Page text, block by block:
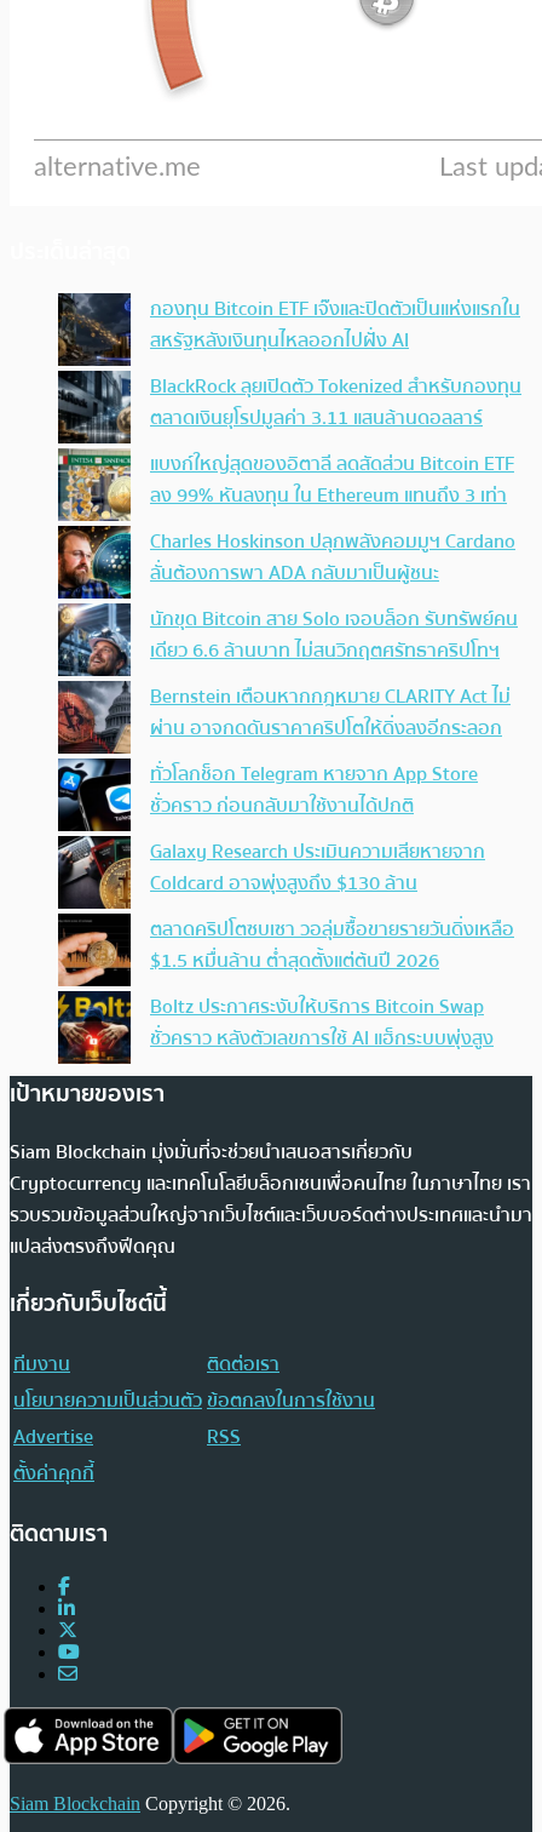
กองทุน Bitcoin ETF เจ๊งและปิดตัวเป็นแห่งแรกใน
สหรัฐหลังเงินทุนไหลออกไปฝั่ง AI
BlackRock ลุยเปิดตัว Tokenized สำหรับกองทุน
ตลาดเงินยุโรปมูลค่า 3.11 แสนล้านดอลลาร์
แบงก์ใหญ่สุดของอิตาลี ลดสัดส่วน Bitcoin ETF
ลง 99% หันลงทุน ใน Ethereum แทนถึง 3 เท่า
Charles Hoskinson ปลุกพลังคอมมูฯ Cardano
ลั่นต้องการพา ADA กลับมาเป็นผู้ชนะ
นักขุด Bitcoin สาย Solo เจอบล็อก รับทรัพย์คน
เดียว 6.6 ล้านบาท ไม่สนวิกฤตศรัทธาคริปโทฯ
Bernstein เตือนหากกฎหมาย CLARITY Act ไม่
ผ่าน อาจกดดันราคาคริปโตให้ดิ่งลงอีกระลอก
ทั่วโลกช็อก Telegram หายจาก App Store
ชั่วคราว ก่อนกลับมาใช้งานได้ปกติ
Galaxy Research ประเมินความเสียหายจาก
Coldcard อาจพุ่งสูงถึง $130 ล้าน
ตลาดคริปโตซบเซา วอลุ่มซื้อขายรายวันดิ่งเหลือ
$1.5 หมื่นล้าน ต่ำสุดตั้งแต่ต้นปี 2026
Boltz ประกาศระงับให้บริการ Bitcoin Swap
ชั่วคราว หลังตัวเลขการใช้ AI แฮ็กระบบพุ่งสูง
เป้าหมายของเรา
Siam Blockchain มุ่งมั่นที่จะช่วยนำเสนอสารเกี่ยวกับ
Cryptocurrency และเทคโนโลยีบล็อกเชนเพื่อคนไทย ในภาษาไทย เรา
รวบรวมข้อมูลส่วนใหญ่จากเว็บไซต์และเว็บบอร์ดต่างประเทศและนำมา
แปลส่งตรงถึงฟีดคุณ
เกี่ยวกับเว็บไซต์นี้
ทีมงาน
ติดต่อเรา
นโยบายความเป็นส่วนตัวข้อตกลงในการใช้งาน
Advertise
RSS
ตั้งค่าคุกกี้
ติดตามเรา
Siam Blockchain Copyright © 2026.